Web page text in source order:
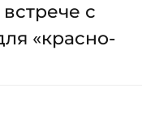
с
«красно-